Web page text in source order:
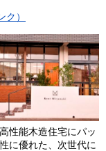
）
性能木造住宅にパッ
性に優れた、次世代に